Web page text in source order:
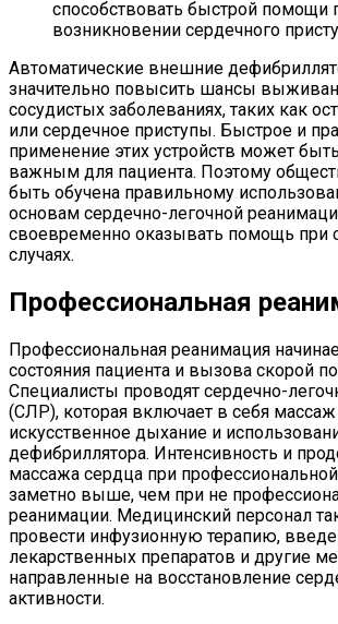
способствовать быстрой помощи
возникновении сердечного
Автоматические внешние
значительно повысить шансы
сосудистых заболеваниях, таких как
или сердечное приступы. Быстрое и
применение этих устройств может
важным для пациента. Поэтому
быть обучена правильному
основам сердечно-легочной
своевременно оказывать помощь при
случаях.
Профессиональная
Профессиональная реанимация
состояния пациента и вызова скорой
Специалисты проводят сердечно-
(СЛР), которая включает в себя
искусственное дыхание и
дефибриллятора. Интенсивность и
массажа сердца при
заметно выше, чем при не
реанимации. Медицинский персонал
провести инфузионную терапию,
лекарственных препаратов и другие
направленные на восстановление
активности.